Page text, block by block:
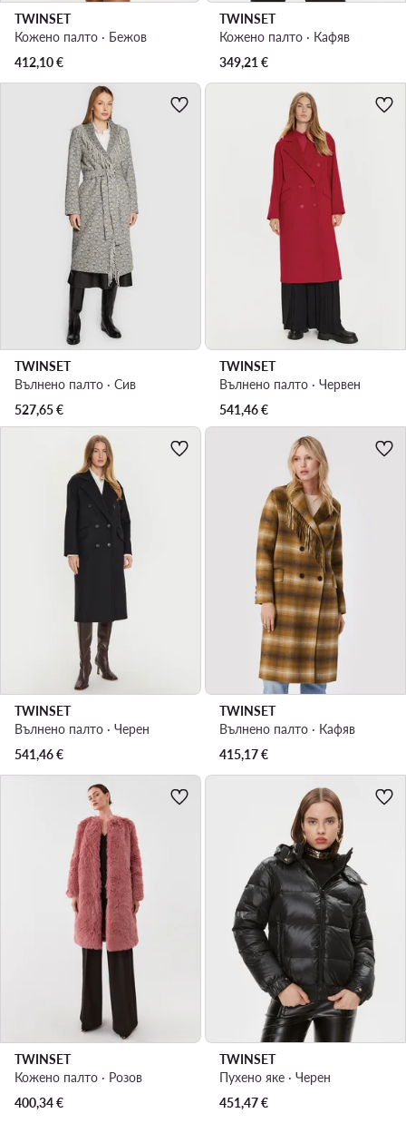
TWINSET
Кожено палто · Бежов
412,10€
TWINSET
Кожено палто · Кафяв
349,21 €
TWINSET
Вълнено палто · Сив
527,65€
TWINSET
Вълнено палто · Червен
541,46€
TWINSET
Вълнено палто · Черен
541,46€
TWINSET
Вълнено палто · Кафяв
415,17€
TWINSET
Кожено палто · Розов
400,34€
TWINSET
Пухено яке · Черен
451,47€